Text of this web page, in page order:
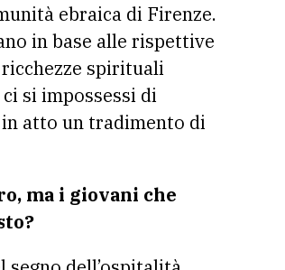
ebraica di Firenze.
in base alle rispettive
spirituali
si impossessi di
in atto un tradimento di
ma i giovani che